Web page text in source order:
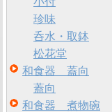
珍味
呑水・取鉢
松花堂
和食器 蓋向
蓋向
和食器 煮物碗